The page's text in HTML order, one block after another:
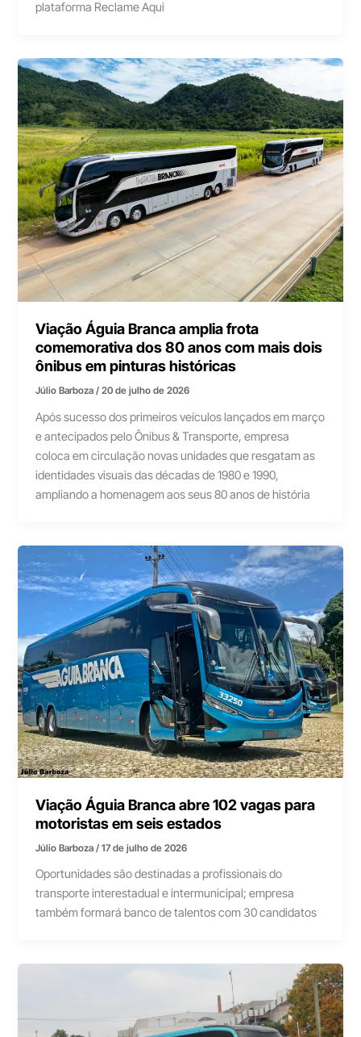
plataforma Reclame Aqui
Viação Águia Branca amplia frota
comemorativa dos 80 anos com mais dois
ônibus em pinturas históricas
Júlio Barboza/20 de julho de 2026
Após sucesso dos primeiros veículos lançados em março
e antecipados pelo Ônibus & Transporte, empresa
coloca em circulação novas unidades que resgatam as
identidades visuais das décadas de 1980 e 1990,
ampliando a homenagem aos seus 80 anos de história
Viação Águia Branca abre 102 vagas para
motoristas em seis estados
Júlio Barboza/17 de julho de 2026
Oportunidades são destinadas a profissionais do
transporte interestadual e intermunicipal; empresa
também formará banco de talentos com 30 candidatos